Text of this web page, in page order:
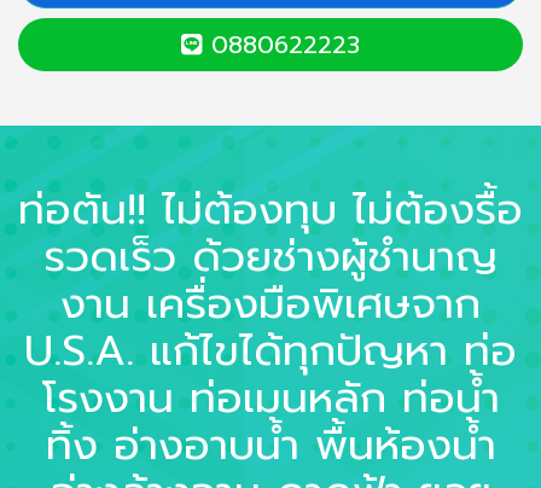
0880622223
ท่อตัน!! ไม่ต้องทุบ ไม่ต้องรื้อ
รวดเร็ว ด้วยช่างผู้ชำนาญ
งาน เครื่องมือพิเศษจาก
U.S.A. แก้ไขได้ทุกปัญหา ท่อ
โรงงาน ท่อเมนหลัก ท่อน้ำ
ทิ้ง อ่างอาบน้ำ พื้นห้องน้ำ